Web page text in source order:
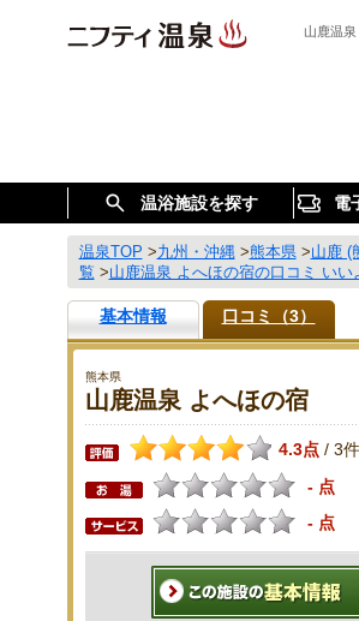
山鹿温
温浴施設を探す 電
温泉TOP >九州・沖縄>熊本県>山鹿 (
覧 >山鹿温泉 よへほの宿の口コミ いい
基本情報 口コミ（3）
熊本県
山鹿温泉 よへほの宿
4.3点 / 3件
- 点
- 点